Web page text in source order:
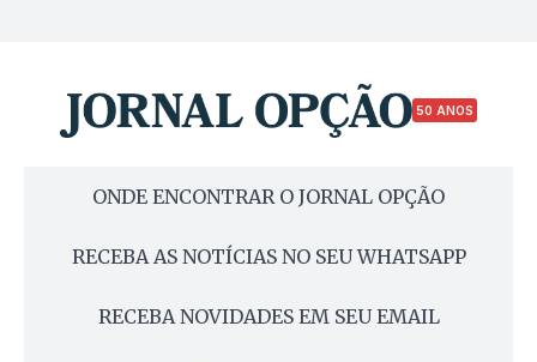
50 ANOS
ONDE ENCONTRAR O JORNAL OPÇÃO
RECEBA AS NOTÍCIAS NO SEU WHATSAPP
RECEBA NOVIDADES EM SEU EMAIL